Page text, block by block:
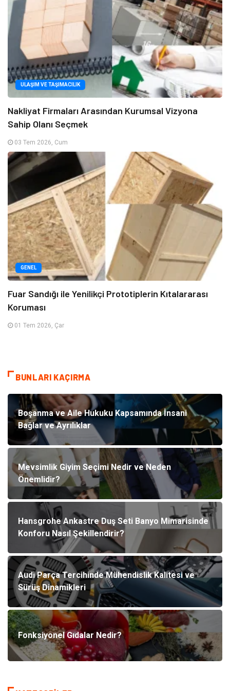
ULAŞIM VE TAŞIMACILIK
Nakliyat Firmaları Arasından Kurumsal Vizyona
Sahip Olanı Seçmek
03 Tem 2026, Cum
GENEL
Fuar Sandığı ile Yenilikçi Prototiplerin Kıtalararası
Koruması
01 Tem 2026, Çar
BUNLARI KAÇIRMA
Boşanma ve Aile Hukuku Kapsamında İnsani
Bağlar ve Ayrılıklar
Mevsimlik Giyim Seçimi Nedir ve Neden
Önemlidir?
Hansgrohe Ankastre Duş Seti Banyo Mimarisinde
Konforu Nasıl Şekillendirir?
Audi Parça Tercihinde Mühendislik Kalitesi ve
Sürüş Dinamikleri
Fonksiyonel Gıdalar Nedir?